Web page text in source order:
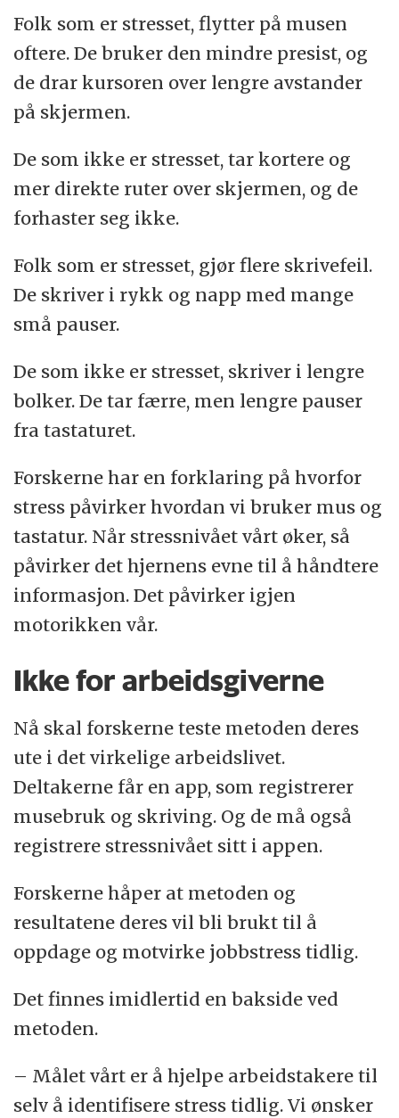
Folk som er stresset, flytter på musen
oftere. De bruker den mindre presist, og
de drar kursoren over lengre avstander
på skjermen.
De som ikke er stresset, tar kortere og
mer direkte ruter over skjermen, og de
forhaster seg ikke.
Folk som er stresset, gjør flere skrivefeil.
De skriver i rykk og napp med mange
små pauser.
De som ikke er stresset, skriver i lengre
bolker. De tar færre, men lengre pauser
fra tastaturet.
Forskerne har en forklaring på hvorfor
stress påvirker hvordan vi bruker mus og
tastatur. Når stressnivået vårt øker, så
påvirker det hjernens evne til å håndtere
informasjon. Det påvirker igjen
motorikken vår.
Ikke for arbeidsgiverne
Nå skal forskerne teste metoden deres
ute i det virkelige arbeidslivet.
Deltakerne får en app, som registrerer
musebruk og skriving. Og de må også
registrere stressnivået sitt i appen.
Forskerne håper at metoden og
resultatene deres vil bli brukt til å
oppdage og motvirke jobbstress tidlig.
Det finnes imidlertid en bakside ved
metoden.
– Målet vårt er å hjelpe arbeidstakere til
selv å identifisere stress tidlig. Vi ønsker